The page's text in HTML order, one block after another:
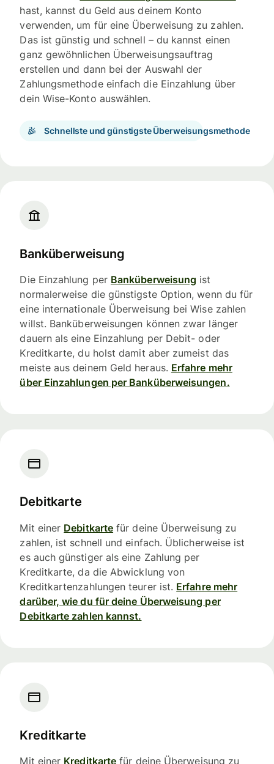
hast, kannst du Geld aus deinem Konto
verwenden, um für eine Überweisung zu zahlen.
Das ist günstig und schnell – du kannst einen
ganz gewöhnlichen Überweisungsauftrag
erstellen und dann bei der Auswahl der
Zahlungsmethode einfach die Einzahlung über
dein Wise-Konto auswählen.
Schnellste und günstigste Überweisungsmethode
Banküberweisung
Die Einzahlung per Banküberweisung ist
normalerweise die günstigste Option, wenn du für
eine internationale Überweisung bei Wise zahlen
willst. Banküberweisungen können zwar länger
dauern als eine Einzahlung per Debit- oder
Kreditkarte, du holst damit aber zumeist das
meiste aus deinem Geld heraus. Erfahre mehr
über Einzahlungen per Banküberweisungen.
Debitkarte
Mit einer Debitkarte für deine Überweisung zu
zahlen, ist schnell und einfach. Üblicherweise ist
es auch günstiger als eine Zahlung per
Kreditkarte, da die Abwicklung von
Kreditkartenzahlungen teurer ist. Erfahre mehr
darüber, wie du für deine Überweisung per
Debitkarte zahlen kannst.
Kreditkarte
Mit einer Kreditkarte für deine Überweisung zu